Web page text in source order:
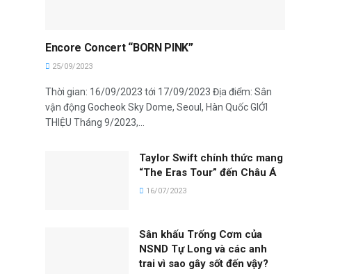
Encore Concert “BORN PINK”
25/09/2023
Thời gian: 16/09/2023 tới 17/09/2023 Địa điểm: Sân
vận động Gocheok Sky Dome, Seoul, Hàn Quốc GIỚI
THIỆU Tháng 9/2023,...
Taylor Swift chính thức mang
“The Eras Tour” đến Châu Á
16/07/2023
Sân khấu Trống Cơm của
NSND Tự Long và các anh
trai vì sao gây sốt đến vậy?